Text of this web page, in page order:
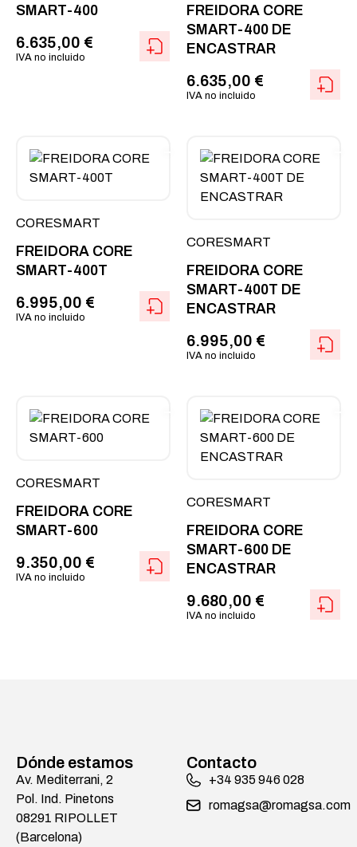
SMART-400
6.635,00 €
IVA no incluido
FREIDORA CORE
SMART-400 DE
ENCASTRAR
6.635,00 €
IVA no incluido
CORESMART
FREIDORA CORE
SMART-400T
6.995,00 €
IVA no incluido
CORESMART
FREIDORA CORE
SMART-400T DE
ENCASTRAR
6.995,00 €
IVA no incluido
CORESMART
FREIDORA CORE
SMART-600
9.350,00 €
IVA no incluido
CORESMART
FREIDORA CORE
SMART-600 DE
ENCASTRAR
9.680,00 €
IVA no incluido
Dónde estamos
Av. Mediterrani, 2
Pol. Ind. Pinetons
08291 RIPOLLET
(Barcelona)
Contacto
+34 935 946 028
romagsa@romagsa.com